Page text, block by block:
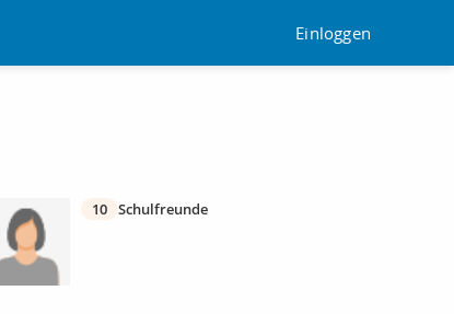
Einloggen
10 Schulfreunde